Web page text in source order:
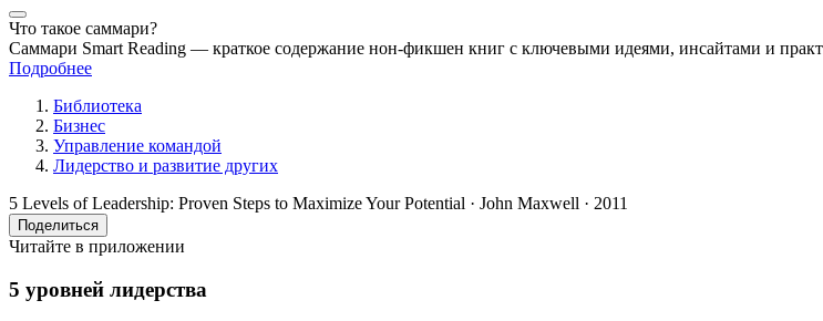
Что такое саммари?
Саммари Smart Reading — краткое содержание нон-фикшен книг с ключевыми идеями, инсайтами и
Подробнее
Библиотека
Бизнес
Управление командой
Лидерство и развитие других
5 Levels of Leadership: Proven Steps to Maximize Your Potential · John Maxwell · 2011
Поделиться
Читайте в приложении
5 уровней лидерства